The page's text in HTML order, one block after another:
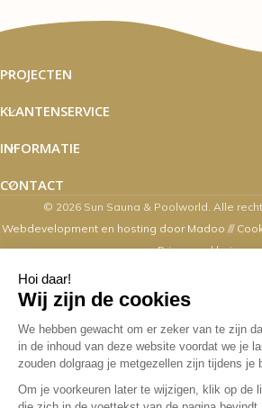
PROJECTEN
KLANTENSERVICE
INFORMATIE
CONTACT
© 2026 Sun Sauna & Poolworld. Alle
Webdevelopment en hosting door Madoo ///
Privacyverklaring
Zaterdag's zijn wij van
uur geopend
Overige dagen mogelijk op afspraak.
webshop, whatsapp en telefonisch